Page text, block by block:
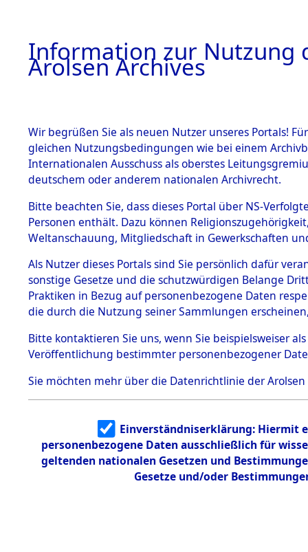
BILD
BESTÄNDE
1.
mente
5. Verschiedenes
5.3
Todesmärsche
5.3.1 Alliierte
Erhebungen
zu
Todesmärsch
en
5.3.2
Identifizierun
5.3.3
Todesmärsch
Clearance Action").
0002 (84612232)
Einen Kommentar
"Kreisauswertung"
0418 (84612399)
Information zur Nutzung
Arolsen Archives
Wir begrüßen Sie als neuen Nutzer unseres Portals!
gleichen Nutzungsbedingungen wie bei einem
Internationalen Ausschuss als oberstes
deutschem oder anderem nationalen Archivrecht.
Bitte beachten Sie, dass dieses Portal über NS-
Personen enthält. Dazu können
Weltanschauung, Mitgliedschaft in Gewerkschaften
Als Nutzer dieses Portals sind Sie persönlich dafür
sonstige Gesetze und die schutzwürdigen Belange
Praktiken in Bezug auf personenbezogene Daten
die durch die Nutzung seiner Sammlungen
Bitte kontaktieren Sie uns, wenn Sie beispielsweiser
Veröffentlichung bestimmter personenbezogener
Sie möchten mehr über die Datenrichtlinie der Arolsen
Einverständniserklärung: Hiermit
personenbezogene Daten ausschließlich für
geltenden nationalen Gesetzen und
Gesetze und/oder